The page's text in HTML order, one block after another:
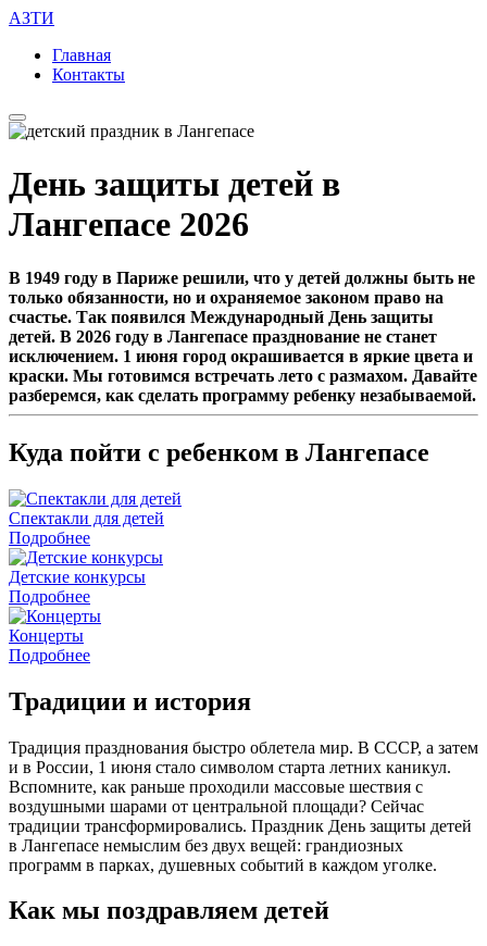
АЗТИ
Главная
Контакты
День защиты детей в
Лангепасе 2026
В 1949 году в Париже решили, что у детей должны быть не
только обязанности, но и охраняемое законом право на
счастье. Так появился Международный День защиты
детей. В 2026 году в Лангепасе празднование не станет
исключением. 1 июня город окрашивается в яркие цвета и
краски. Мы готовимся встречать лето с размахом. Давайте
разберемся, как сделать программу ребенку незабываемой.
Куда пойти с ребенком в Лангепасе
Спектакли для детей
Подробнее
Детские конкурсы
Подробнее
Концерты
Подробнее
Традиции и история
Традиция празднования быстро облетела мир. В СССР, а затем
и в России, 1 июня стало символом старта летних каникул.
Вспомните, как раньше проходили массовые шествия с
воздушными шарами от центральной площади? Сейчас
традиции трансформировались. Праздник День защиты детей
в Лангепасе немыслим без двух вещей: грандиозных
программ в парках, душевных событий в каждом уголке.
Как мы поздравляем детей